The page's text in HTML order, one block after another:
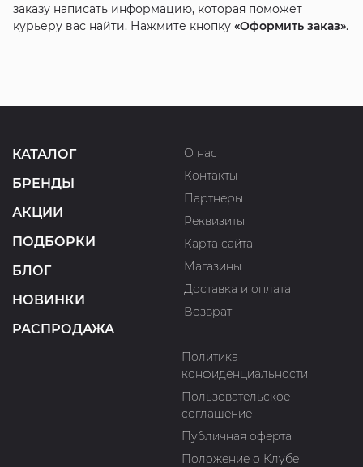
заказу написать информацию, которая поможет
курьеру вас найти. Нажмите кнопку «Оформить заказ».
КАТАЛОГ
БРЕНДЫ
АКЦИИ
ПОДБОРКИ
БЛОГ
НОВИНКИ
РАСПРОДАЖА
О нас
Контакты
Партнеры
Реквизиты
Карта сайта
Магазины
Доставка и оплата
Возврат
Политика
конфиденциальности
Пользовательское
соглашение
Публичная оферта
Положение о Клубе